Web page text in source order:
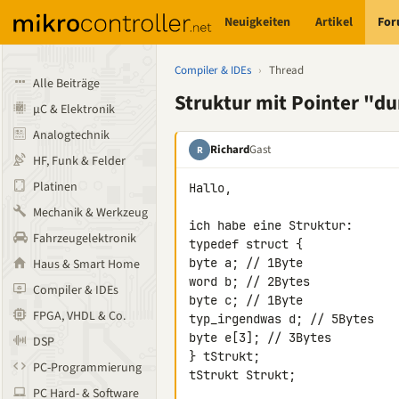
Neuigkeiten Artikel
Alle Beiträge
µC & Elektronik
Analogtechnik
HF, Funk & Felder
Platinen
Mechanik & Werkzeug
Fahrzeugelektronik
Haus & Smart Home
Compiler & IDEs
FPGA, VHDL & Co.
DSP
PC-Programmierung
PC Hard- & Software
Compiler & IDEs › Thread
Struktur mit Pointer
R RichardGast
Hallo,
ich habe eine Struktur:
typedef struct {
byte a; // 1Byte
word b; // 2Bytes
byte c; // 1Byte
typ_irgendwas d; // 5Bytes
byte e[3]; // 3Bytes
} tStrukt;
tStrukt Strukt;